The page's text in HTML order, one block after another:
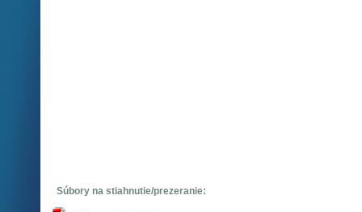
Súbory na stiahnutie/prezeranie: